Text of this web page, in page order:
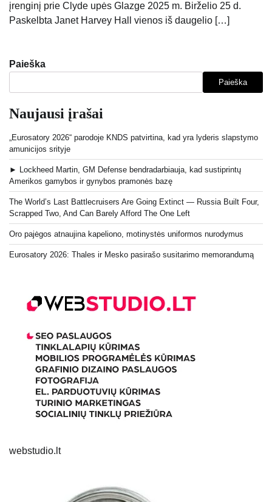
įrenginį prie Clyde upės Glazge 2025 m. Birželio 25 d.
Paskelbta Janet Harvey Hall vienos iš daugelio […]
Paieška
Paieška
Naujausi įrašai
„Eurosatory 2026“ parodoje KNDS patvirtina, kad yra lyderis slapstymo
amunicijos srityje
► Lockheed Martin, GM Defense bendradarbiauja, kad sustiprintų
Amerikos gamybos ir gynybos pramonės bazę
The World’s Last Battlecruisers Are Going Extinct — Russia Built Four,
Scrapped Two, And Can Barely Afford The One Left
Oro pajėgos atnaujina kapeliono, motinystės uniformos nurodymus
Eurosatory 2026: Thales ir Mesko pasirašo susitarimo memorandumą
webstudio.lt